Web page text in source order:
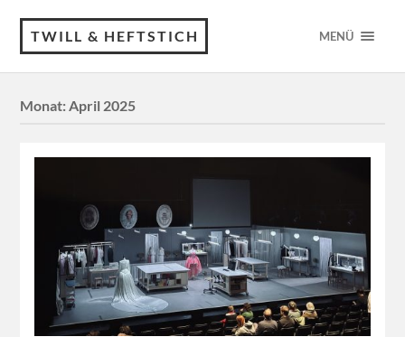
TWILL & HEFTSTICH MENÜ
Monat:April 2025